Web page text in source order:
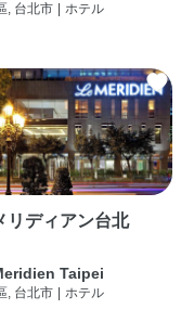
, 台北市 ホテル
リディアン台北
Taipei
, 台北市 | ホテル